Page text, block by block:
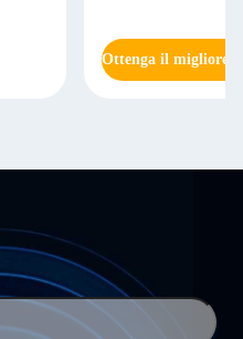
Ottenga il migliore